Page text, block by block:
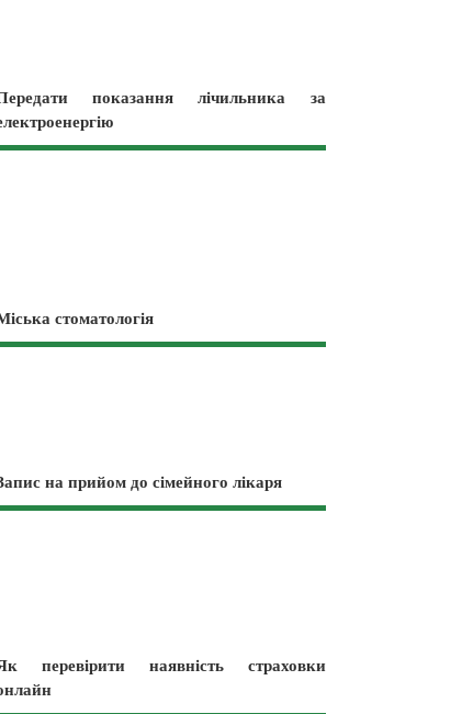
показання лічильника за
стоматологія
на прийом до сімейного лікаря
перевірити наявність страховки